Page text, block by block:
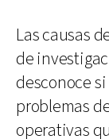
Las causas
de
desconoce
problemas
operativas